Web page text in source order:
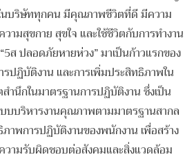
นบริษัททุกคน มีคุณภาพชีวิตที่ดีมีความ
ามสุขกาย สุขใจ และใช้ชีวิตกับการทำงาน
ส ปลอดภัยหายห่วง” มาเป็นก้าวแรกของ
รปฏิบัติงาน และการเพิ่มประสิทธิภาพใน
นึกในมาตรฐานการปฏิบัติงาน ซึ่งเป็น
บริหารงานคุณภาพตามมาตรฐานสากล
าพการปฏิบัติงานของพนักงาน เพื่อสร้าง
วามรับผิดชอบต่อสังคมและสิ่งแวดล้อม